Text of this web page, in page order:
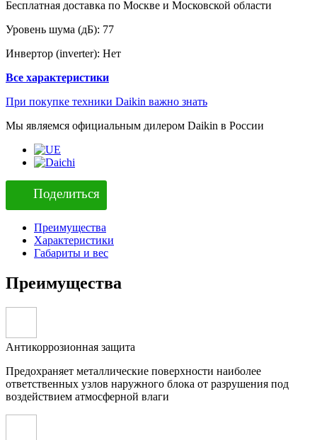
Бесплатная доставка по Москве и Московской области
Уровень шума (дБ): 77
Инвертор (inverter): Нет
Все характеристики
При покупке техники Daikin важно знать
Мы являемся официальным дилером Daikin в России
Поделиться
Преимущества
Характеристики
Габариты и вес
Преимущества
Антикоррозионная защита
Предохраняет металлические поверхности наиболее
ответственных узлов наружного блока от разрушения под
воздействием атмосферной влаги